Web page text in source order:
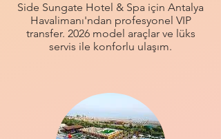
Side Sungate Hotel & Spa için Antalya
Havalimanı'ndan profesyonel VIP
transfer. 2026 model araçlar ve lüks
servis ile konforlu ulaşım.